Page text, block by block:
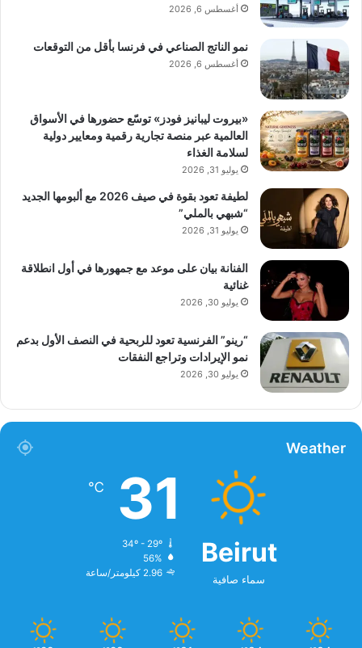
أغسطس 6, 2026
نمو الناتج الصناعي في فرنسا بأقل من التوقعات
أغسطس 6, 2026
«بيروت ليبانيز فودز» توسّع حضورها في الأسواق
العالمية عبر منصة تجارية رقمية ومعايير دولية
لسلامة الغذاء
يوليو 31, 2026
لطيفة تعود بقوة في صيف 2026 مع ألبومها الجديد
“شبهي بالملي”
يوليو 31, 2026
الفنانة بيان على موعد مع جمهورها في أول انطلاقة
غنائية
يوليو 30, 2026
“رينو” الفرنسية تعود للربحية في النصف الأول بدعم
نمو الإيرادات وتراجع النفقات
يوليو 30, 2026
Weather
Beirut
سماء صافية
31
℃
34º - 29º
56%
2.96 كيلومتر/ساعة